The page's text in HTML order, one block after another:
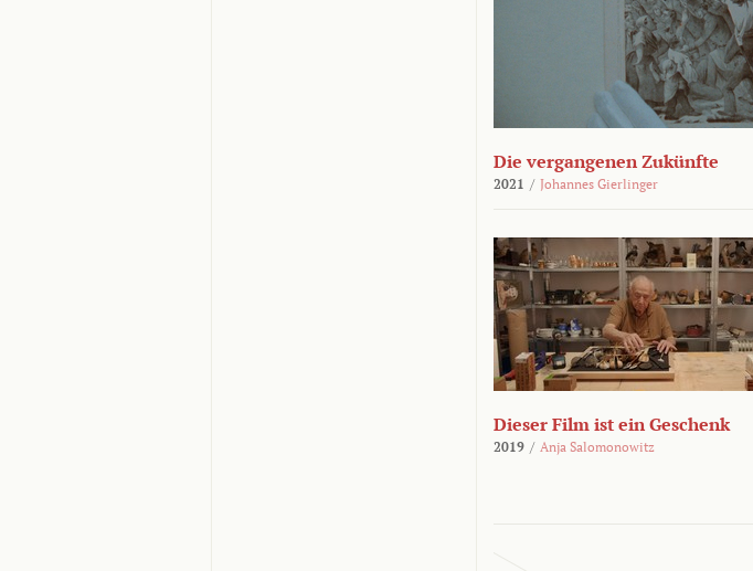
Die vergangenen Zukünfte
2021 / Johannes Gierlinger
Dieser Film ist ein Geschenk
2019 / Anja Salomonowitz